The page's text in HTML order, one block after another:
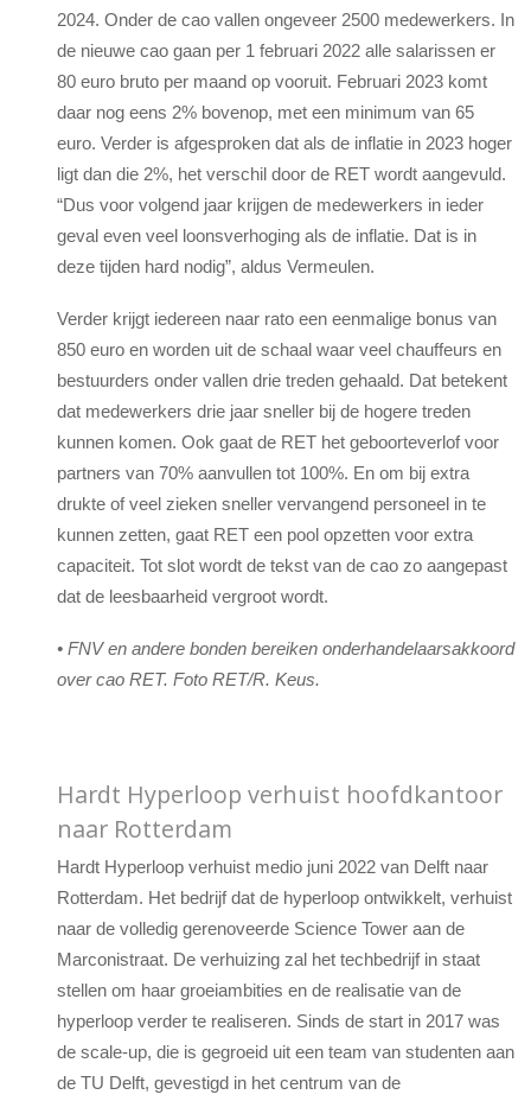
2024. Onder de cao vallen ongeveer 2500 medewerkers. In
de nieuwe cao gaan per 1 februari 2022 alle salarissen er
80 euro bruto per maand op vooruit. Februari 2023 komt
daar nog eens 2% bovenop, met een minimum van 65
euro. Verder is afgesproken dat als de inflatie in 2023 hoger
ligt dan die 2%, het verschil door de RET wordt aangevuld.
“Dus voor volgend jaar krijgen de medewerkers in ieder
geval even veel loonsverhoging als de inflatie. Dat is in
deze tijden hard nodig”, aldus Vermeulen.
Verder krijgt iedereen naar rato een eenmalige bonus van
850 euro en worden uit de schaal waar veel chauffeurs en
bestuurders onder vallen drie treden gehaald. Dat betekent
dat medewerkers drie jaar sneller bij de hogere treden
kunnen komen. Ook gaat de RET het geboorteverlof voor
partners van 70% aanvullen tot 100%. En om bij extra
drukte of veel zieken sneller vervangend personeel in te
kunnen zetten, gaat RET een pool opzetten voor extra
capaciteit. Tot slot wordt de tekst van de cao zo aangepast
dat de leesbaarheid vergroot wordt.
•FNV en andere bonden bereiken onderhandelaarsakkoord
over cao RET. Foto RET/R. Keus.
Hardt Hyperloop verhuist hoofdkantoor
naar Rotterdam
Hardt Hyperloop verhuist medio juni 2022 van Delft naar
Rotterdam. Het bedrijf dat de hyperloop ontwikkelt, verhuist
naar de volledig gerenoveerde Science Tower aan de
Marconistraat. De verhuizing zal het techbedrijf in staat
stellen om haar groeiambities en de realisatie van de
hyperloop verder te realiseren. Sinds de start in 2017 was
de scale-up, die is gegroeid uit een team van studenten aan
de TU Delft, gevestigd in het centrum van de